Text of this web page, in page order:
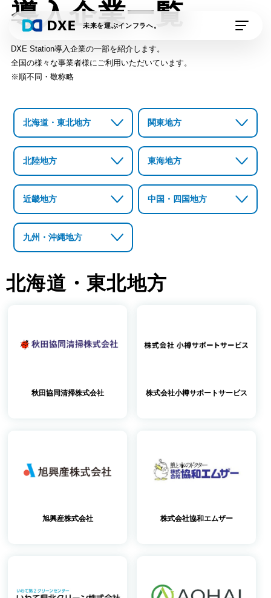
未来を運ぶインフラへ。
私たちの想い
者
処分業者
DXEドライバー DXE排出事業者
DXE電子契約 外部連携サービス
資料請求 デモの申し込み
導入の流れ 料金プラン
導入企業一覧
DXE Station導入企業の一部を紹介します。
全国の様々な事業者様にご利用いただいています。
※順不同・敬称略
北海道・東北地方 関東地方
北陸地方 東海地方
近畿地方 中国・四国地方
九州・沖縄地方
北海道・東北地方
秋田協同清掃株式会社 株式会社小樽サポートサービス
旭興産株式会社 株式会社協和エムザー